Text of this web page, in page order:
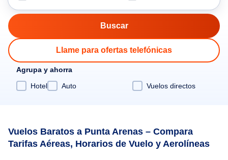
Llame para ofertas telefónicas
Agrupa y ahorra
Hotel
Auto Vuelos directos
Vuelos Baratos a Punta Arenas – Compara
Tarifas Aéreas, Horarios de Vuelo y Aerolíneas